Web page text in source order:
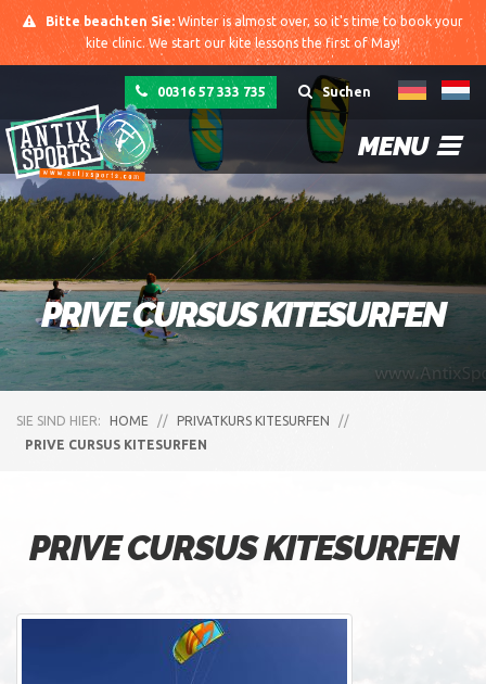
Bitte beachten Sie: Winter is almost over, so it's time to book your
kite clinic. We start our kite lessons the first of May!
Suchen
00316 57 333 735
MENU
PRIVE CURSUS KITESURFEN
SIE SIND HIER: HOME // PRIVATKURS KITESURFEN
//
PRIVE CURSUS KITESURFEN
PRIVE CURSUS KITESURFEN